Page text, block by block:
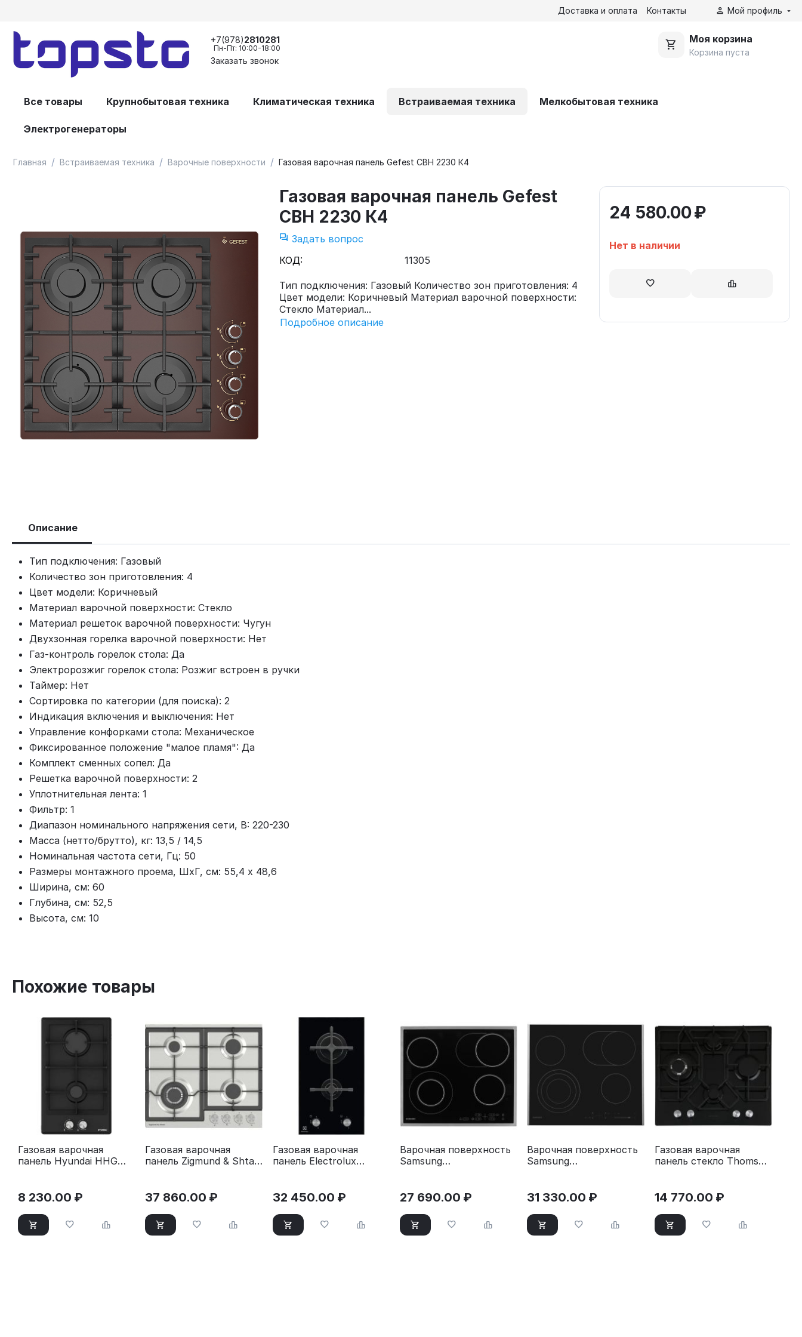
Доставка и оплата Контакты Мой профиль
+7(978)2810281
Пн-Пт: 10:00-18:00
Заказать звонок
Моя корзина
Корзина пуста
Все товары Крупнобытовая техника Климатическая техника Встраиваемая техника Мелкобытовая техника
Электрогенераторы
Главная / Встраиваемая техника / Варочные поверхности / Газовая варочная панель Gefest СВН 2230 К4
Газовая варочная панель Gefest
СВН 2230 К4
Задать вопрос
КОД:
11305
Тип подключения: Газовый Количество зон приготовления: 4
Цвет модели: Коричневый Материал варочной поверхности:
Стекло Материал...
Подробное описание
24 580.00₽
Нет в наличии
Описание
Тип подключения: Газовый
Количество зон приготовления: 4
Цвет модели: Коричневый
Материал варочной поверхности: Стекло
Материал решеток варочной поверхности: Чугун
Двухзонная горелка варочной поверхности: Нет
Газ-контроль горелок стола: Да
Электророзжиг горелок стола: Розжиг встроен в ручки
Таймер: Нет
Сортировка по категории (для поиска): 2
Индикация включения и выключения: Нет
Управление конфорками стола: Механическое
Фиксированное положение "малое пламя": Да
Комплект сменных сопел: Да
Решетка варочной поверхности: 2
Уплотнительная лента: 1
Фильтр: 1
Диапазон номинального напряжения сети, В: 220-230
Масса (нетто/брутто), кг: 13,5 / 14,5
Номинальная частота сети, Гц: 50
Размеры монтажного проема, ШхГ, см: 55,4 х 48,6
Ширина, см: 60
Глубина, см: 52,5
Высота, см: 10
Похожие товары
Газовая варочная
панель Hyundai HHG
8 230.00 ₽
Газовая варочная
панель Zigmund & Shtain
37 860.00 ₽
Газовая варочная
панель Electrolux
32 450.00 ₽
Варочная поверхность
Samsung
27 690.00 ₽
Варочная поверхность
Samsung
31 330.00 ₽
Газовая варочная
панель стекло Thomson
14 770.00 ₽